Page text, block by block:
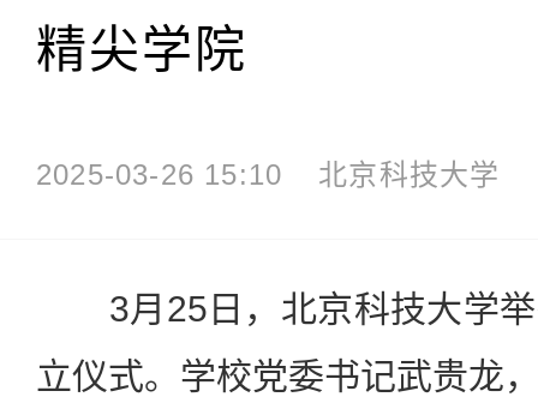
精尖学院
2025-03-26 15:10 北京科技大学
3月25日，北京科技大学举
立仪式。学校党委书记武贵龙